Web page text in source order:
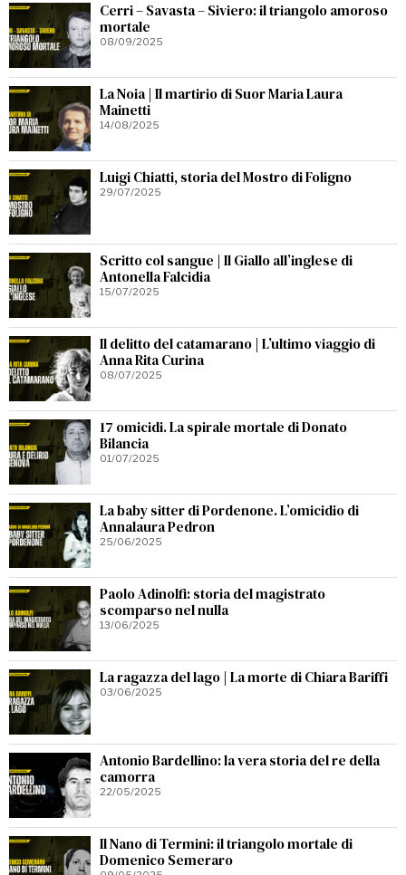
Cerri – Savasta – Siviero: il triangolo amoroso
mortale
08/09/2025
La Noia | Il martirio di Suor Maria Laura
Mainetti
14/08/2025
Luigi Chiatti, storia del Mostro di Foligno
29/07/2025
Scritto col sangue | Il Giallo all’inglese di
Antonella Falcidia
15/07/2025
Il delitto del catamarano | L’ultimo viaggio di
Anna Rita Curina
08/07/2025
17 omicidi. La spirale mortale di Donato
Bilancia
01/07/2025
La baby sitter di Pordenone. L’omicidio di
Annalaura Pedron
25/06/2025
Paolo Adinolfi: storia del magistrato
scomparso nel nulla
13/06/2025
La ragazza del lago | La morte di Chiara Bariffi
03/06/2025
Antonio Bardellino: la vera storia del re della
camorra
22/05/2025
Il Nano di Termini: il triangolo mortale di
Domenico Semeraro